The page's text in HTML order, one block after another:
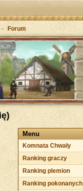
- Forum
Menu
Komnata Chwały
Ranking graczy
Ranking plemion
Ranking pokonanych